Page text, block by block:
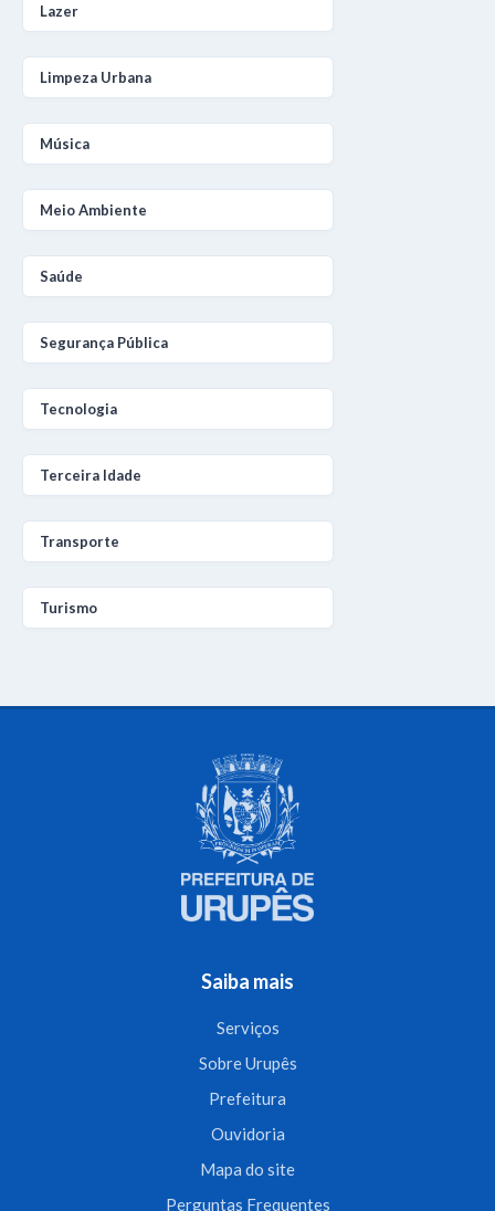
Lazer
Limpeza Urbana
Música
Meio Ambiente
Saúde
Segurança Pública
Tecnologia
Terceira Idade
Transporte
Turismo
Saiba mais
Serviços
Sobre Urupês
Prefeitura
Ouvidoria
Mapa do site
Perguntas Frequentes